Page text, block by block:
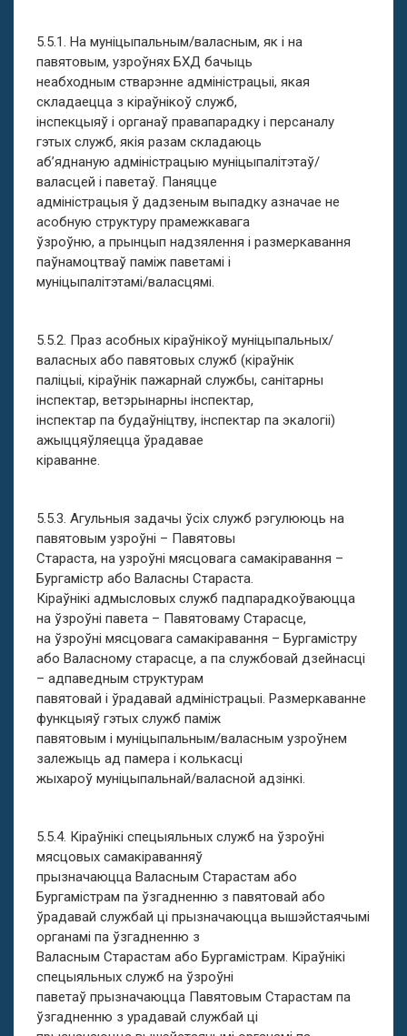
5.5.1. На муніцыпальным/валасным, як і на
павятовым, узроўнях БХД бачыць
неабходным стварэнне адміністрацыі, якая
складаецца з кіраўнікоў служб,
інспекцыяў і органаў правапарадку і персаналу
гэтых служб, якія разам складаюць
аб’яднаную адміністрацыю муніцыпалітэтаў/
валасцей і паветаў. Паняцце
адміністрацыя ў дадзеным выпадку азначае не
асобную структуру прамежкавага
ўзроўню, а прынцып надзялення і размеркавання
паўнамоцтваў паміж паветамі і
муніцыпалітэтамі/валасцямі.
5.5.2. Праз асобных кіраўнікоў муніцыпальных/
валасных або павятовых служб (кіраўнік
паліцыі, кіраўнік пажарнай службы, санітарны
інспектар, ветэрынарны інспектар,
інспектар па будаўніцтву, інспектар па экалогіі)
ажыццяўляецца ўрадавае
кіраванне.
5.5.3. Агульныя задачы ўсіх служб рэгулююць на
павятовым узроўні – Павятовы
Стараста, на узроўні мясцовага самакіравання –
Бургамістр або Валасны Стараста.
Кіраўнікі адмысловых служб падпарадкоўваюцца
на ўзроўні павета – Павятоваму Старасце,
на ўзроўні мясцовага самакіравання – Бургамістру
або Валасному старасце, а па службовай дзейнасці
– адпаведным структурам
павятовай і ўрадавай адміністрацыі. Размеркаванне
функцыяў гэтых служб паміж
павятовым і муніцыпальным/валасным узроўнем
залежыць ад памера і колькасці
жыхароў муніцыпальнай/валасной адзінкі.
5.5.4. Кіраўнікі спецыяльных служб на ўзроўні
мясцовых самакіраванняў
прызначаюцца Валасным Старастам або
Бургамістрам па ўзгадненню з павятовай або
ўрадавай службай ці прызначаюцца вышэйстаячымі
органамі па ўзгадненню з
Валасным Старастам або Бургамістрам. Кіраўнікі
спецыяльных служб на ўзроўні
паветаў прызначаюцца Павятовым Старастам па
ўзгадненню з урадавай службай ці